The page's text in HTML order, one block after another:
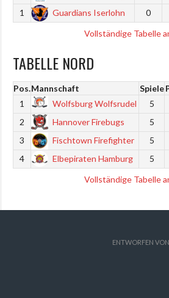
1
Guardians Iserlohn 0
Vollständige Tabelle
TABELLE NORD
Pos.Mannschaft Spiele
1
Wolfsburg Wolfsrudel 5
2
Hannover Firebugs 5
3
Fischtown Firefighter 5
4
Elbepiraten Hamburg 5
Vollständige Tabelle
ENTWORFEN